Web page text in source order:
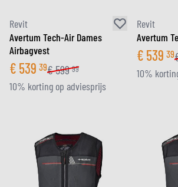
Revit
Avertum Tech-Air Dames
Airbagvest
€ 539 39€599 99
10% korting op adviesprijs
Revit
Avertum
€ 539 39
10%